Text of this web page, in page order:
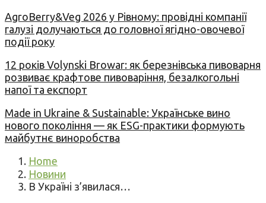
AgroBerry&Veg 2026 у Рівному: провідні компанії
галузі долучаються до головної ягідно-овочевої
події року
12 років Volynski Browar: як березнівська пивоварня
розвиває крафтове пивоваріння, безалкогольні
напої та експорт
Made in Ukraine & Sustainable: Українське вино
нового покоління — як ESG-практики формують
майбутнє виноробства
Home
Новини
В Україні з’явилася…